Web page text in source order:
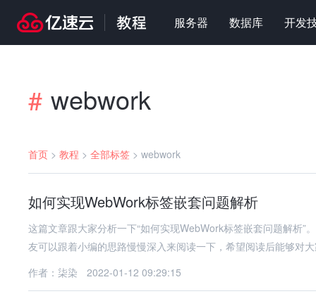
服务器 数据库 开发
# webwork
首页 > 教程 > 全部标签 > webwork
如何实现WebWork标签嵌套问题解析
这篇文章跟大家分析一下“如何实现WebWork标签嵌套问题解析”
友可以跟着小编的思路慢慢深入来阅读一下，希望阅读后能够对
作者：柒染
2022-01-12 09:29:15